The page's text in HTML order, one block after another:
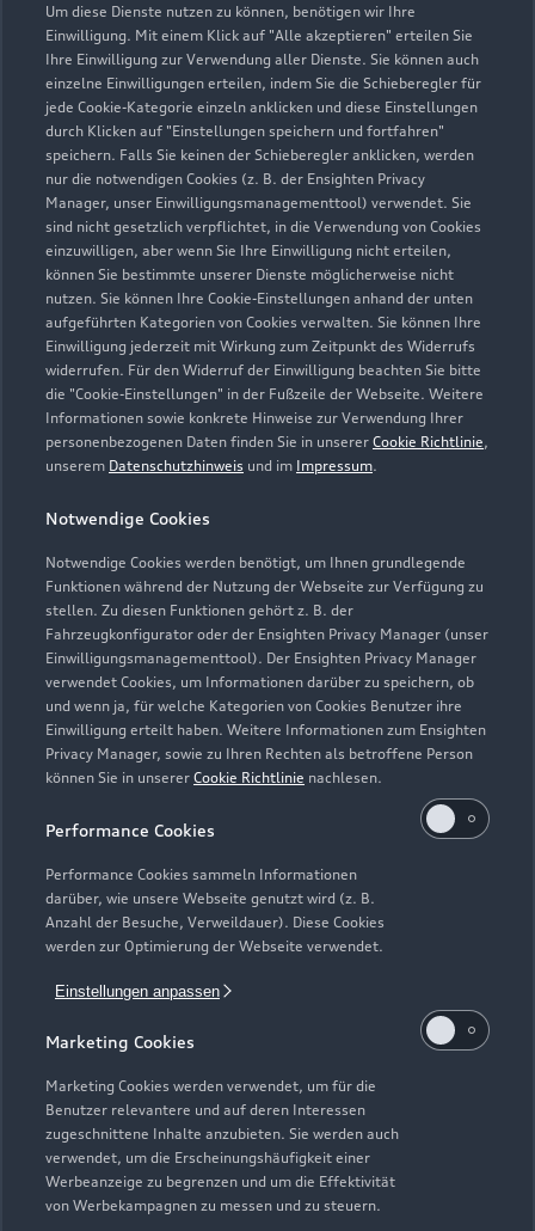
Um diese Dienste nutzen zu können, benötigen wir Ihre
Einwilligung. Mit einem Klick auf "Alle akzeptieren" erteilen Sie
Ihre Einwilligung zur Verwendung aller Dienste. Sie können auch
einzelne Einwilligungen erteilen, indem Sie die Schieberegler für
jede Cookie-Kategorie einzeln anklicken und diese Einstellungen
durch Klicken auf "Einstellungen speichern und fortfahren"
speichern. Falls Sie keinen der Schieberegler anklicken, werden
nur die notwendigen Cookies (z. B. der Ensighten Privacy
Manager, unser Einwilligungsmanagementtool) verwendet. Sie
sind nicht gesetzlich verpflichtet, in die Verwendung von Cookies
einzuwilligen, aber wenn Sie Ihre Einwilligung nicht erteilen,
können Sie bestimmte unserer Dienste möglicherweise nicht
nutzen. Sie können Ihre Cookie-Einstellungen anhand der unten
aufgeführten Kategorien von Cookies verwalten. Sie können Ihre
Einwilligung jederzeit mit Wirkung zum Zeitpunkt des Widerrufs
widerrufen. Für den Widerruf der Einwilligung beachten Sie bitte
die "Cookie-Einstellungen" in der Fußzeile der Webseite. Weitere
Informationen sowie konkrete Hinweise zur Verwendung Ihrer
personenbezogenen Daten finden Sie in unserer Cookie Richtlinie,
unserem Datenschutzhinweis und im Impressum.
Notwendige Cookies
Notwendige Cookies werden benötigt, um Ihnen grundlegende
Funktionen während der Nutzung der Webseite zur Verfügung zu
stellen. Zu diesen Funktionen gehört z. B. der
Fahrzeugkonfigurator oder der Ensighten Privacy Manager (unser
Einwilligungsmanagementtool). Der Ensighten Privacy Manager
verwendet Cookies, um Informationen darüber zu speichern, ob
und wenn ja, für welche Kategorien von Cookies Benutzer ihre
Einwilligung erteilt haben. Weitere Informationen zum Ensighten
Privacy Manager, sowie zu Ihren Rechten als betroffene Person
können Sie in unserer Cookie Richtlinie nachlesen.
Performance Cookies
Performance Cookies sammeln Informationen
darüber, wie unsere Webseite genutzt wird (z. B.
Anzahl der Besuche, Verweildauer). Diese Cookies
werden zur Optimierung der Webseite verwendet.
Einstellungen anpassen
Marketing Cookies
Marketing Cookies werden verwendet, um für die
Benutzer relevantere und auf deren Interessen
zugeschnittene Inhalte anzubieten. Sie werden auch
verwendet, um die Erscheinungshäufigkeit einer
Werbeanzeige zu begrenzen und um die Effektivität
von Werbekampagnen zu messen und zu steuern.
0202 266310
info@audi-zentrum-wuppertal.de
Kontaktdaten herunterladen
Öffnungszeiten
Verkauf
Geschlossen, öffnet am Montag 08:30
Service
Geschlossen,öffnet amMontag 07:00
Teile- und Zubehörverkauf
Geschlossen,öffnet am Montag 07:00
Zurück nach oben
Modelle
Elektromodelle
Plug-in-Hybride
Neuwagensuche
Gebrauchtwagensuche
Geschäftskunden
Service & Zubehör
Saisonale Angebote
Audi Services
Garantie
Audi digital services
myAudi
Support
Audi Code
Häufige Fragen (FAQ)
Audi Online Beratung
Über Audi
Unternehmen
Karriere
Investor Relations
© 2026 AUDI AG. Alle Rechte vorbehalten